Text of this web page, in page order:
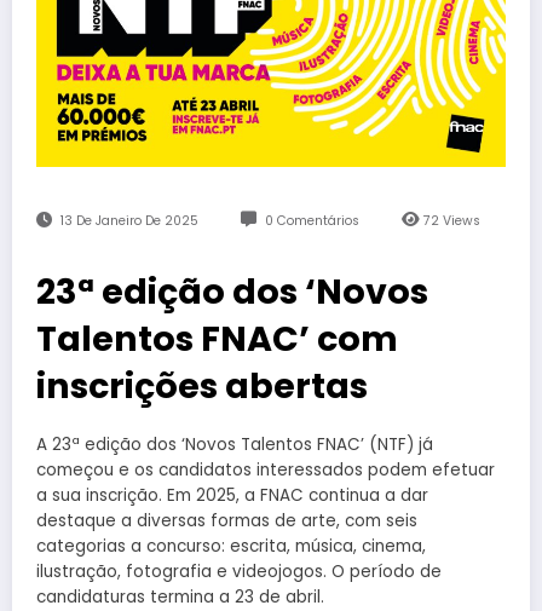
13 De Janeiro De 2025 0 Comentários 72Views
23ª edição dos ‘Novos
Talentos FNAC’ com
inscrições abertas
A 23ª edição dos ‘Novos Talentos FNAC’ (NTF) já
começou e os candidatos interessados podem efetuar
a sua inscrição. Em 2025, a FNAC continua a dar
destaque a diversas formas de arte, com seis
categorias a concurso: escrita, música, cinema,
ilustração, fotografia e videojogos. O período de
candidaturas termina a 23 de abril.